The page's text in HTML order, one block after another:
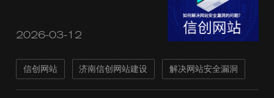
2026-03-12
信创网站 济南信创网站建设 解决网站安全漏洞